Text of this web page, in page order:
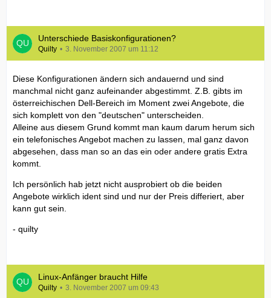
Unterschiede Basiskonfigurationen?
Quilty 3. November 2007 um 11:12
Diese Konfigurationen ändern sich andauernd und sind
manchmal nicht ganz aufeinander abgestimmt. Z.B. gibts im
österreichischen Dell-Bereich im Moment zwei Angebote, die
sich komplett von den "deutschen" unterscheiden.
Alleine aus diesem Grund kommt man kaum darum herum sich
ein telefonisches Angebot machen zu lassen, mal ganz davon
abgesehen, dass man so an das ein oder andere gratis Extra
kommt.
Ich persönlich hab jetzt nicht ausprobiert ob die beiden
Angebote wirklich ident sind und nur der Preis differiert, aber
kann gut sein.
- quilty
Linux-Anfänger braucht Hilfe
Quilty 3. November 2007 um 09:43